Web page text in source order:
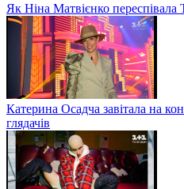
Як Ніна Матвієнко переспівала
Катерина Осадча завітала на
глядачів